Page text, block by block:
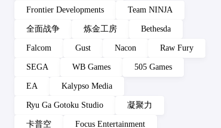
Frontier Developments Team NINJA
全面战争 炼金工房 Bethesda
Falcom Gust Nacon Raw Fury
SEGA WB Games 505 Games
EA Kalypso Media
Ryu Ga Gotoku Studio 凝聚力
卡普空 Focus Entertainment